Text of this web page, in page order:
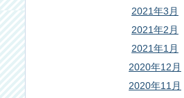
2021年3月
2021年2月
2021年1月
2020年12月
2020年11月